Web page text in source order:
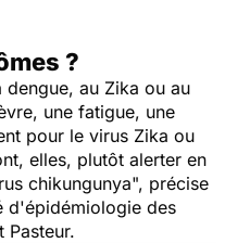
?
dengue, au Zika ou au
une fatigue, une
pour le virus Zika ou
elles, plutôt alerter en
chikungunya", précise
d'épidémiologie des
Pasteur.